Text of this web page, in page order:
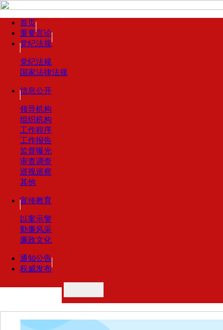
首页
重要言论
党纪法规
党纪法规
国家法律法规
信息公开
领导机构
组织机构
工作程序
工作报告
监督曝光
审查调查
巡视巡察
其他
宣传教育
以案示警
勤廉风采
廉政文化
通知公告
权威发布